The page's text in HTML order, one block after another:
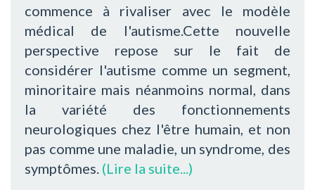
commence à rivaliser avec le modèle
médical de l'autisme.Cette nouvelle
perspective repose sur le fait de
considérer l'autisme comme un segment,
minoritaire mais néanmoins normal, dans
la variété des fonctionnements
neurologiques chez l'être humain, et non
pas comme une maladie, un syndrome, des
symptômes. (Lire la suite...)